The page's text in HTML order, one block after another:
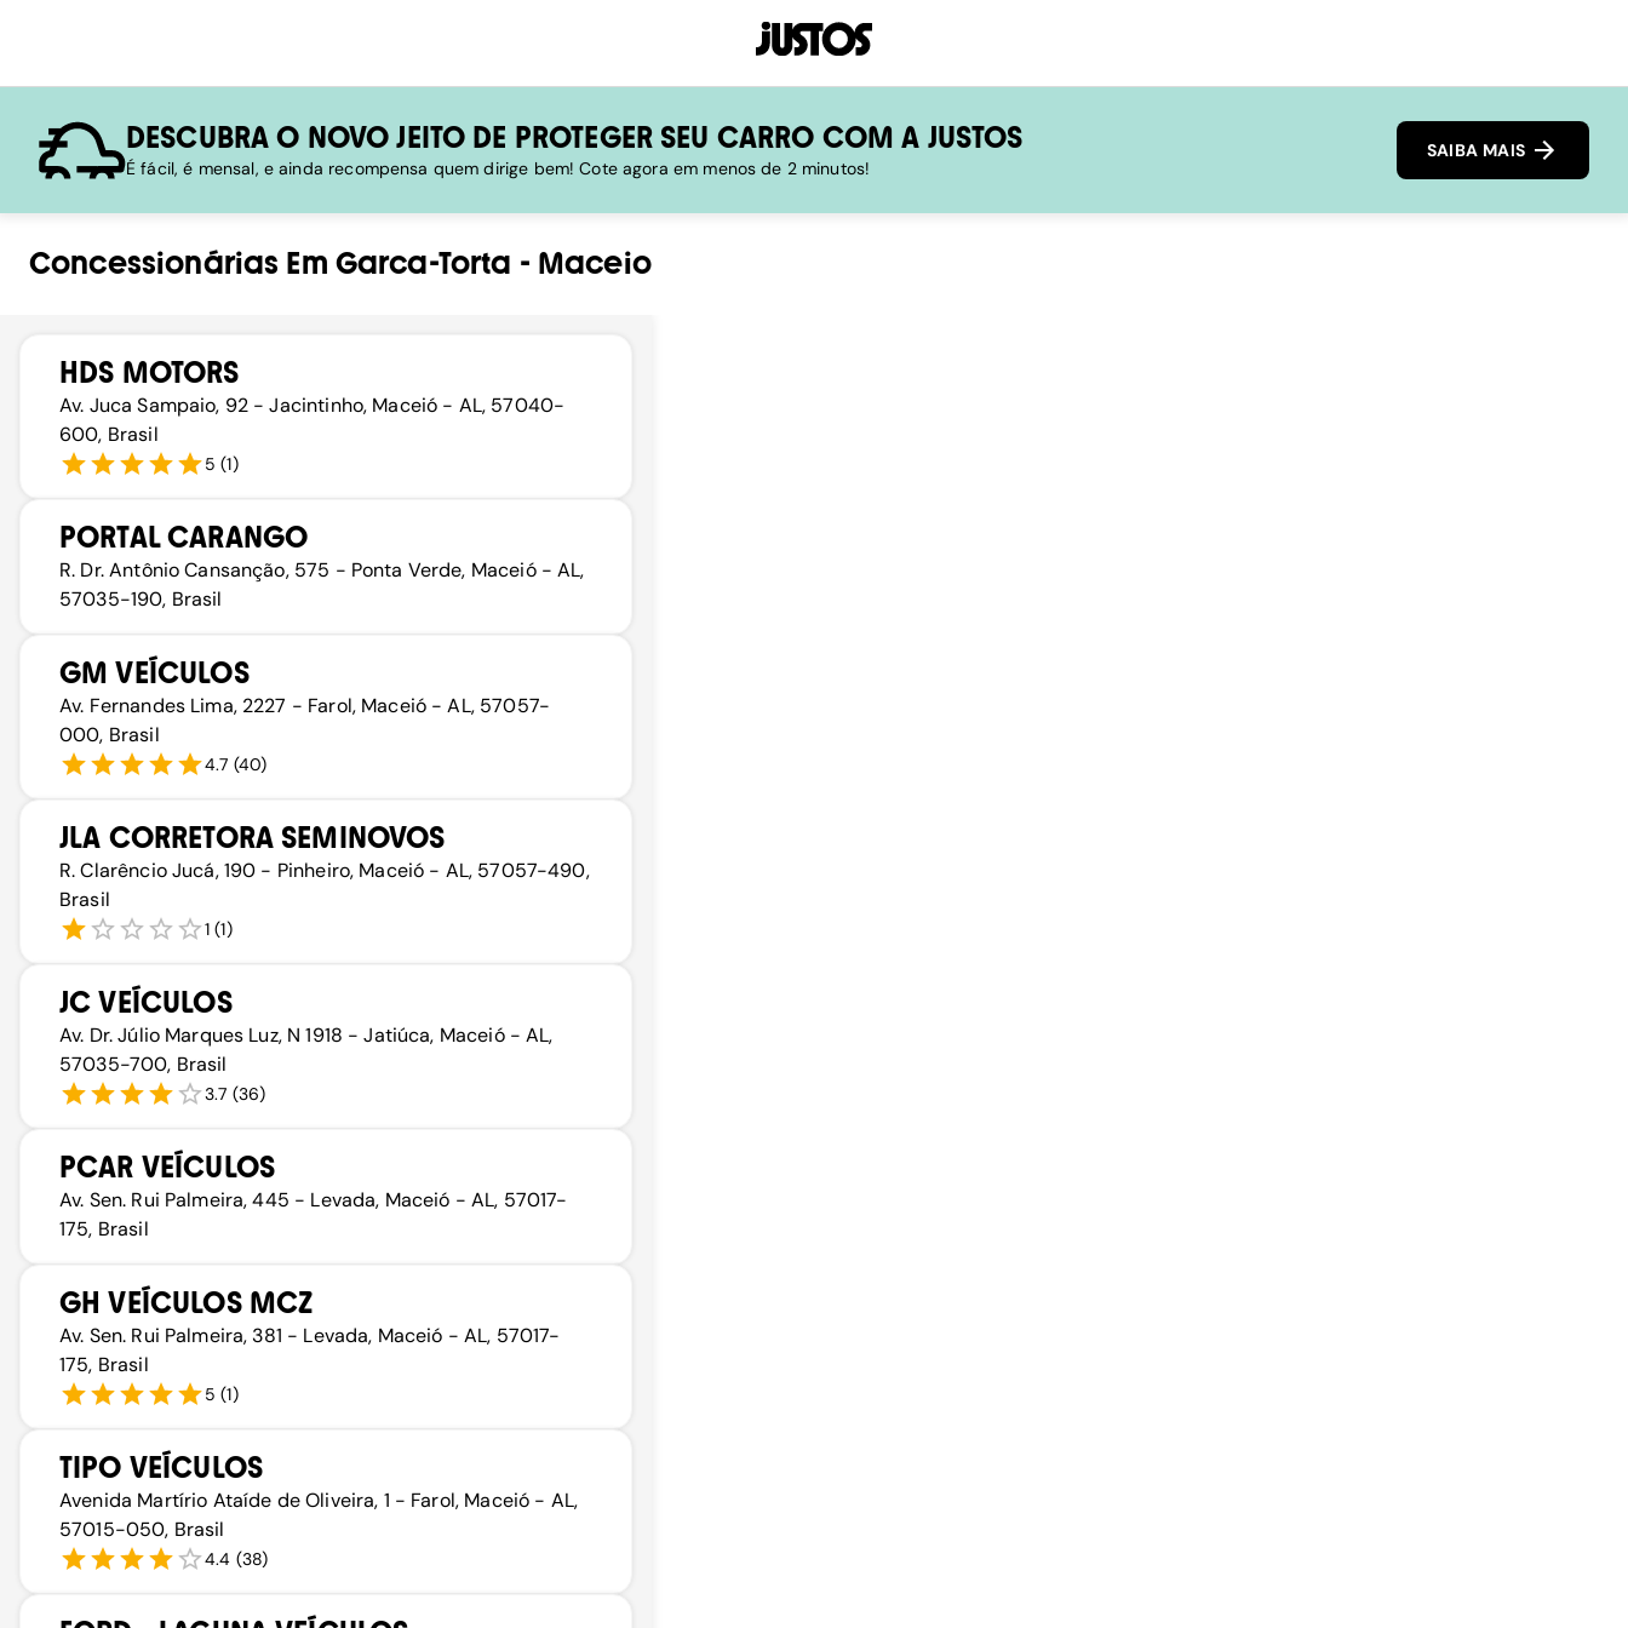
DESCUBRA O NOVO JEITO DE PROTEGER SEU CARRO COM A JUSTOS
É fácil, é mensal, e ainda recompensa quem dirige bem! Cote agora em menos de 2 minutos!
SAIBA MAIS
Concessionárias Em Garca-Torta - Maceio
HDS MOTORS
Av. Juca Sampaio, 92 - Jacintinho, Maceió - AL, 57040-
600, Brasil
5 (1)
PORTAL CARANGO
R. Dr. Antônio Cansanção, 575 - Ponta Verde, Maceió - AL,
57035-190, Brasil
GM VEÍCULOS
Av. Fernandes Lima, 2227 - Farol, Maceió - AL, 57057-
000, Brasil
4.7 (40)
JLA CORRETORA SEMINOVOS
R. Clarêncio Jucá, 190 - Pinheiro, Maceió - AL, 57057-490,
Brasil
1 (1)
JC VEÍCULOS
Av. Dr. Júlio Marques Luz, N 1918 - Jatiúca, Maceió - AL,
57035-700, Brasil
3.7 (36)
PCAR VEÍCULOS
Av. Sen. Rui Palmeira, 445 - Levada, Maceió - AL, 57017-
175, Brasil
GH VEÍCULOS MCZ
Av. Sen. Rui Palmeira, 381 - Levada, Maceió - AL, 57017-
175, Brasil
5 (1)
TIPO VEÍCULOS
Avenida Martírio Ataíde de Oliveira, 1 - Farol, Maceió - AL,
57015-050, Brasil
4.4 (38)